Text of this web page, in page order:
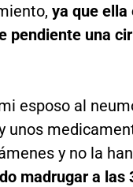
ya que ella
pendiente una
esposo al
unos
y no la
madrugar a las